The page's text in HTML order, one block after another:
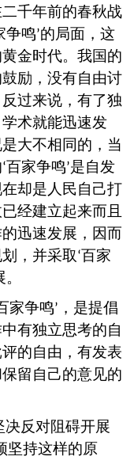
千年前的春秋战
争鸣’的局面，这
金时代。我国的
励，没有自由讨
过来说，有了独
术就能迅速发
大不相同的，当
‘百家争鸣’是自发
却是人民自己打
经建立起来而且
迅速发展，因而
，并采取‘百家
家争鸣’ ，是提倡
有独立思考的自
的自由，有发表
留自己的意见的
决反对阻碍开展
坚持这样的原